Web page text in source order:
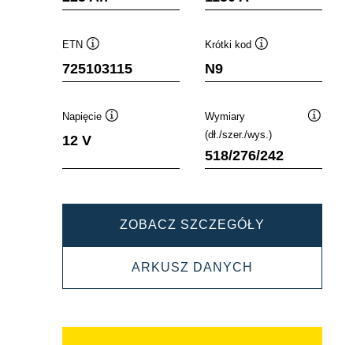
ETN
725103115
Krótki kod
N9
Napięcie
12 V
Wymiary
(dł./szer./wys.)
518/276/242
ZOBACZ SZCZEGÓŁY
SLI
ARKUSZ DANYCH
SLI